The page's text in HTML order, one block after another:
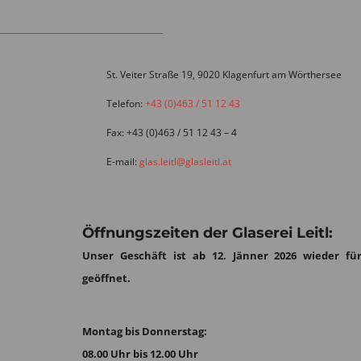
St. Veiter Straße 19, 9020 Klagenfurt am Wörthersee
Telefon: +43 (0)463 / 51 12 43
Fax: +43 (0)463 / 51 12 43 – 4
E-mail: glas.leitl@glasleitl.at
Öffnungszeiten der Glaserei Leitl:
Unser Geschäft ist ab 12. Jänner 2026 wieder
geöffnet.
Montag bis Donnerstag:
08.00 Uhr bis 12.00 Uhr